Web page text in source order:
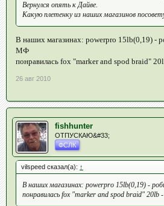
Вернулся опять к Дайве.
Какую плетенку из наших магазинов
В наших магазинах: powerpro 15lb(0,19) -
МФ
понравилась fox "marker and spod braid"
26 авг 2010
fishhunter
ОТПУСКАЮ&#33;
ФСЛК
vilspeed сказал(а): ↑
В наших магазинах: powerpro 15lb(0,19) -
понравилась fox "marker and spod braid" 20lb -